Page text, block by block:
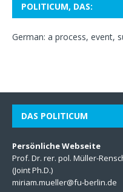
POLITICUM, DAS:
German: a process, event,
DAS POLITICUM
Persönliche Webseite
Prof. Dr. rer. pol. Müller-
(Joint Ph.D.)
miriam.mueller@fu-berlin.de